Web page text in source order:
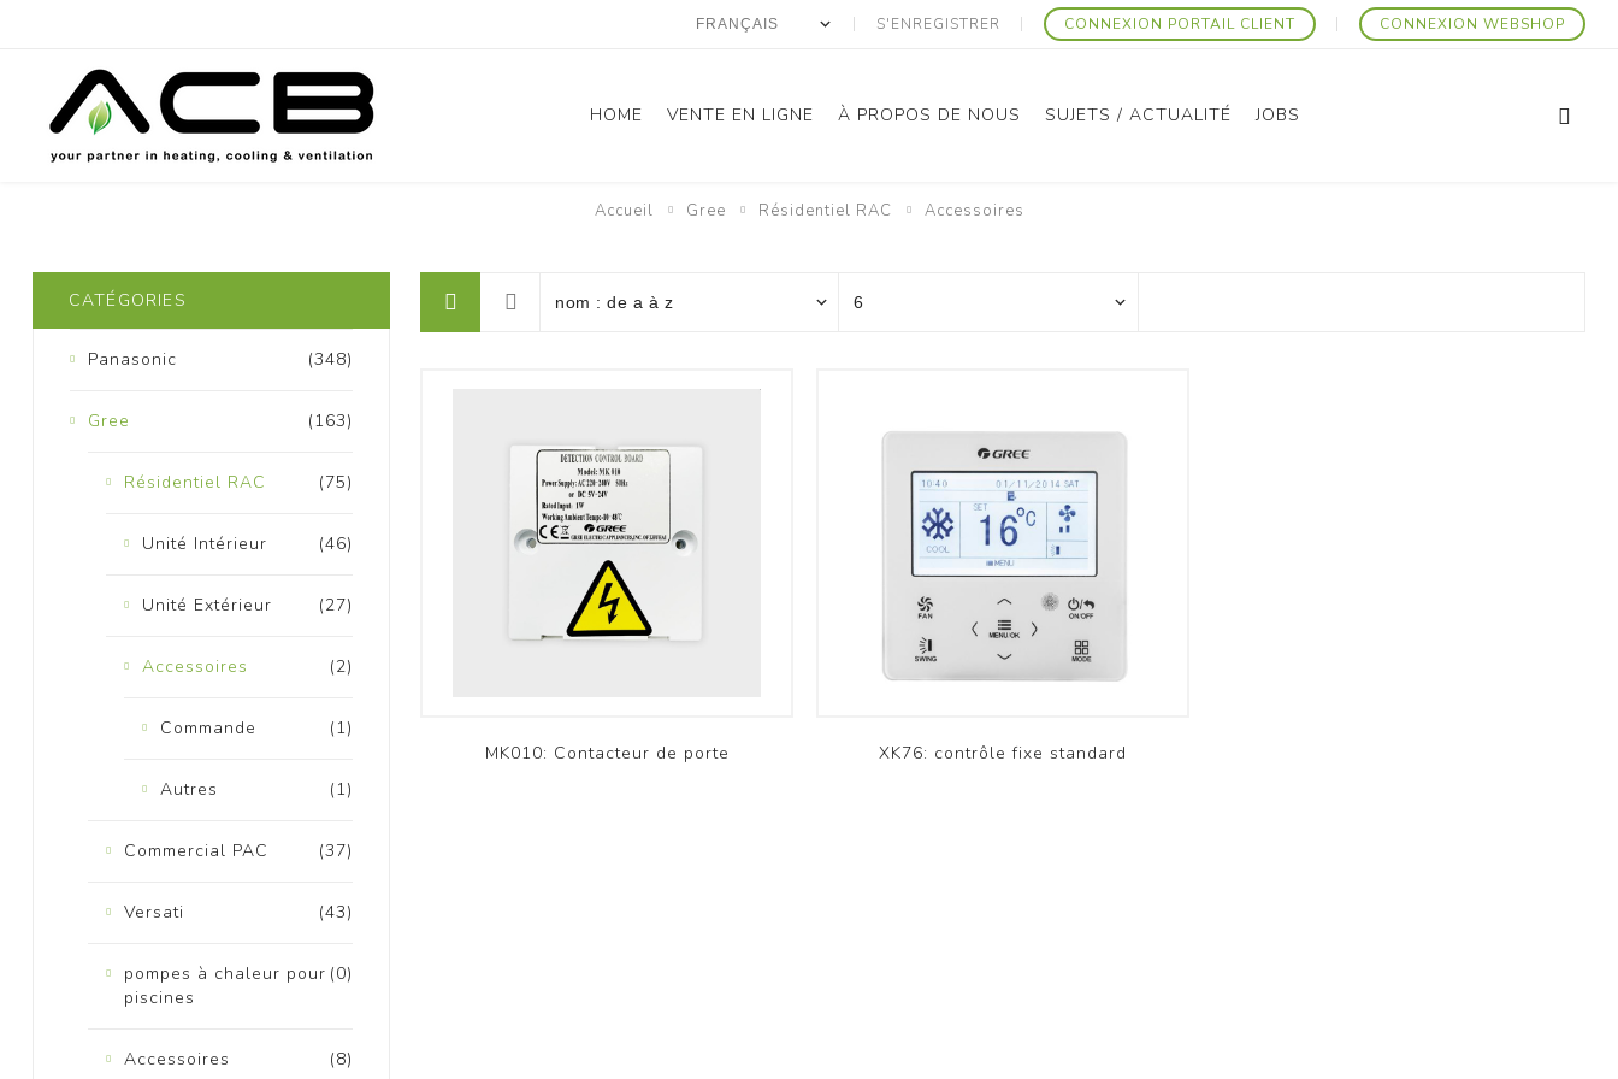
S'ENREGISTRER CONNEXION PORTAIL CLIENT CONNEXION WEBSHOP
HOME VENTE EN LIGNE
Panasonic
Résidentiel RAC
Commercial PAC
Aquarea
Gree
Résidentiel RAC
À PROPOS DE NOUS SUJETS / ACTUALITÉ JOBS
Accueil Gree Résidentiel RAC Accessoires
MK010: Contacteur de porte XK76: contrôle fixe standard
CATÉGORIES
(348)
Panasonic
(163)
Gree
(75)
Résidentiel RAC
(46)
Unité Intérieur
(27)
Unité Extérieur
(2)
Accessoires
(1)
Commande
(1)
Autres
(37)
Commercial PAC
(43)
Versati
(0)
pompes à chaleur pour
piscines
(8)
Accessoires